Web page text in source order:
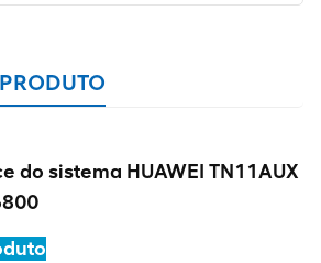
do sistema HUAWEI TN11AUX